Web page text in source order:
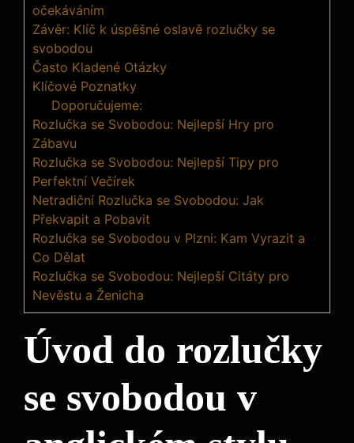
očekáváním
Závěr: Klíč k úspěšné oslavě rozlučky se
svobodou
Často Kladené Otázky
Klíčové Poznatky
Doporučujeme:
Rozlučka se Svobodou: Nejlepší Hry pro
Zábavu
Rozlučka se Svobodou: Nejlepší Tipy pro
Perfektní Večírek
Netradiční Rozlučka se Svobodou: Jak
Překvapit a Pobavit
Rozlučka se Svobodou v Plzni: Kam Vyrazit a
Co Dělat
Rozlučka se Svobodou: Nejlepší Citáty pro
Nevěstu a Ženicha
Úvod do rozlučky
se svobodou v